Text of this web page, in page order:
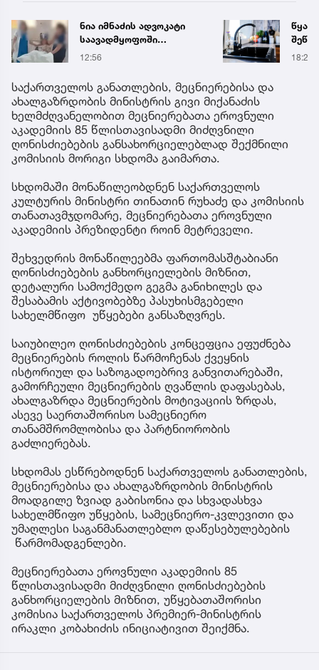
წყალი 16 საათით
შეწყდება - გადაამოწმეთ
მისამართები
18:21
„თუ
16:55
საქართველოს განათლების, მეცნიერებისა და
ახალგაზრდობის მინისტრის გივი მიქანაძის
ხელმძღვანელობით მეცნიერებათა ეროვნული
აკადემიის 85 წლისთავისადმი მიძღვნილი
ღონისძიებების განსახორციელებლად შექმნილი
კომისიის მორიგი სხდომა გაიმართა.
სხდომაში მონაწილეობდნენ საქართველოს
კულტურის მინისტრი თინათინ რუხაძე და კომისიის
თანათავმჯდომარე, მეცნიერებათა ეროვნული
აკადემიის პრეზიდენტი როინ მეტრეველი.
შეხვედრის მონაწილეებმა ფართომასშტაბიანი
ღონისძიებების განხორციელების მიზნით,
დეტალური სამოქმედო გეგმა განიხილეს და
შესაბამის აქტივობებზე პასუხისმგებელი
სახელმწიფო უწყებები განსაზღვრეს.
საიუბილეო ღონისძიებების კონცეფცია ეფუძნება
მეცნიერების როლის წარმოჩენას ქვეყნის
ისტორიულ და საზოგადოებრივ განვითარებაში,
გამორჩეული მეცნიერების ღვაწლის დაფასებას,
ახალგაზრდა მეცნიერების მოტივაციის ზრდას,
ასევე საერთაშორისო სამეცნიერო
თანამშრომლობისა და პარტნიორობის
გაძლიერებას.
სხდომას ესწრებოდნენ საქართველოს განათლების,
მეცნიერებისა და ახალგაზრდობის მინისტრის
მოადგილე ზვიად გაბისონია და სხვადასხვა
სახელმწიფო უწყების, სამეცნიერო-კვლევითი და
უმაღლესი საგანმანათლებლო დაწესებულებების
წარმომადგენლები.
მეცნიერებათა ეროვნული აკადემიის 85
წლისთავისადმი მიძღვნილი ღონისძიებების
განხორციელების მიზნით, უწყებათაშორისი
კომისია საქართველოს პრემიერ-მინისტრის
ირაკლი კობახიძის ინიციატივით შეიქმნა.